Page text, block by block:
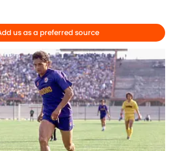
us as a preferred source